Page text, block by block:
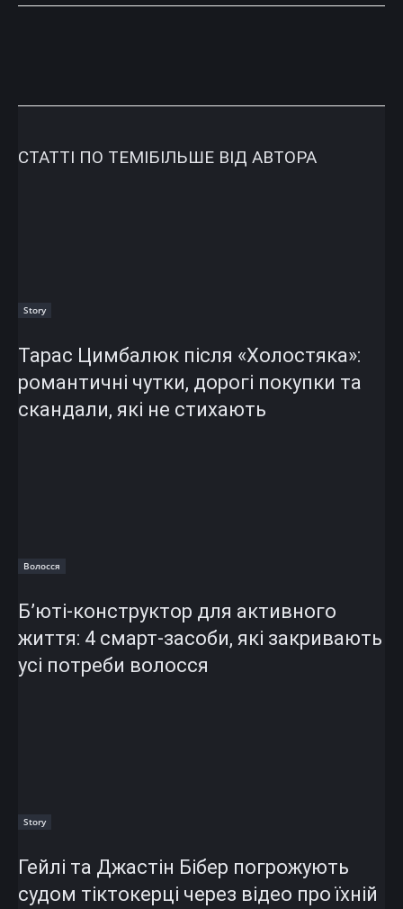
СТАТТІ ПО ТЕМІБІЛЬШЕ ВІД АВТОРА
Story
Тарас Цимбалюк після «Холостяка»:
романтичні чутки, дорогі покупки та
скандали, які не стихають
Волосся
Б’юті-конструктор для активного
життя: 4 смарт-засоби, які закривають
усі потреби волосся
Story
Гейлі та Джастін Бібер погрожують
судом тіктокерці через відео про їхній